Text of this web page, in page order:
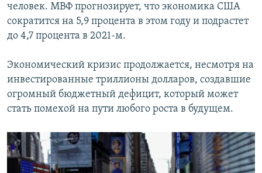
человек. МВФ прогнозирует, что экономика США
сократится на 5,9 процента в этом году и подрастет
до 4,7 процента в 2021-м.
Экономический кризис продолжается, несмотря на
инвестированные триллионы долларов, создавшие
огромный бюджетный дефицит, который может
стать помехой на пути любого роста в будущем.